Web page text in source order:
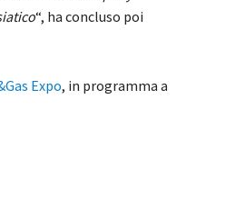
“, ha concluso poi
Expo, in programma a